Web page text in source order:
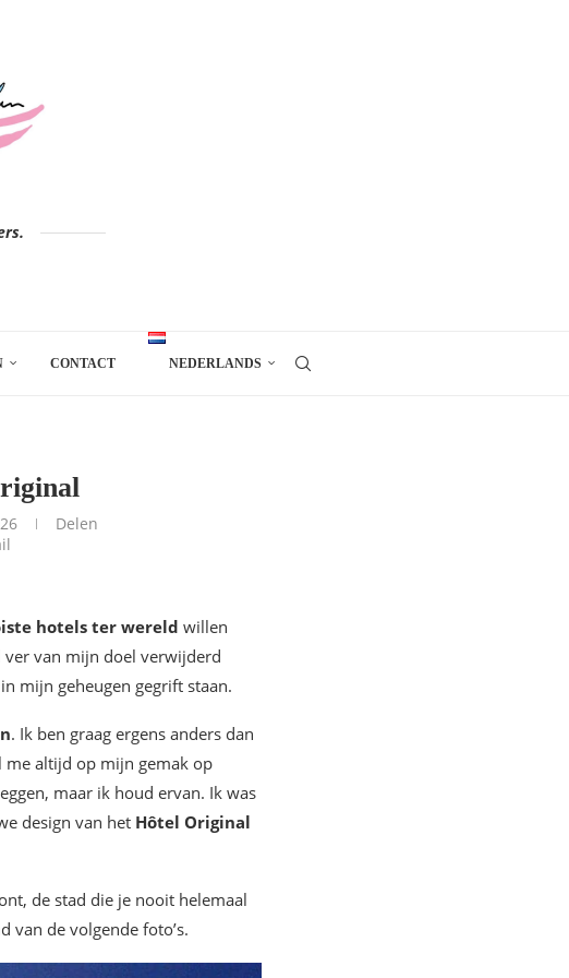
CONTACT NEDERLANDS
Delen
hotels ter wereld willen
ver van mijn doel verwijderd
mijn geheugen gegrift staan.
. Ik ben graag ergens anders dan
me altijd op mijn gemak op
maar ik houd ervan. Ik was
design van het Hôtel Original
de stad die je nooit helemaal
van de volgende foto’s.